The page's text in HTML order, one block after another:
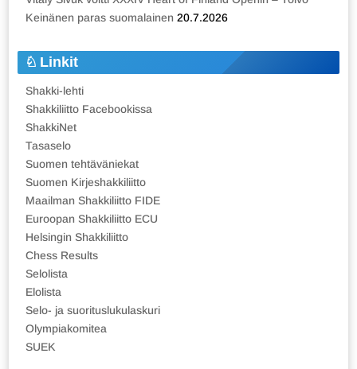
Keinänen paras suomalainen 20.7.2026
Linkit
Shakki-lehti
Shakkiliitto Facebookissa
ShakkiNet
Tasaselo
Suomen tehtäväniekat
Suomen Kirjeshakkiliitto
Maailman Shakkiliitto FIDE
Euroopan Shakkiliitto ECU
Helsingin Shakkiliitto
Chess Results
Selolista
Elolista
Selo- ja suorituslukulaskuri
Olympiakomitea
SUEK